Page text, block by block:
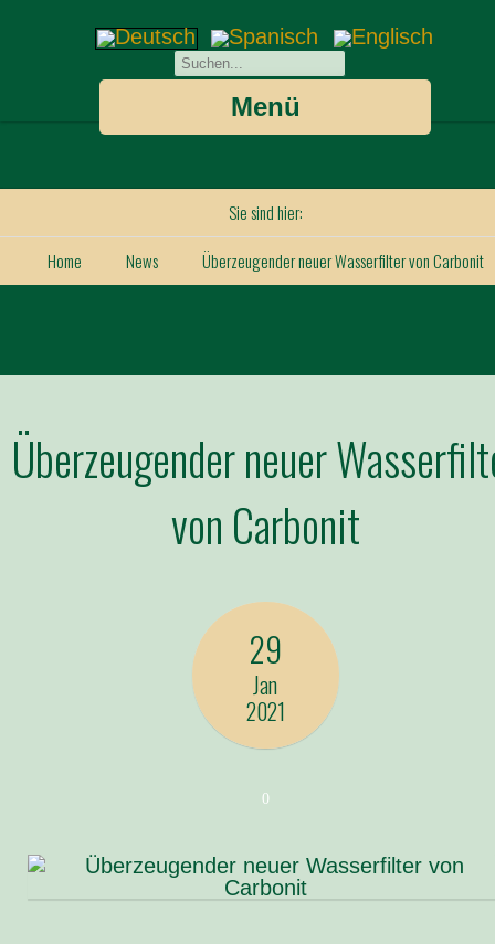
Menü
Sie sind hier:
Home
News Überzeugender neuer Wasserfilter von Carbonit
Überzeugender neuer
von Carbonit
29
Jan
2021
0